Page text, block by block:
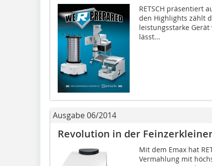
RETSCH präsentiert
den High­lights zählt
leistungsstarke
lässt...
Ausgabe 06/2014
Revolution in der
Mit dem Emax hat
Vermahlung mit